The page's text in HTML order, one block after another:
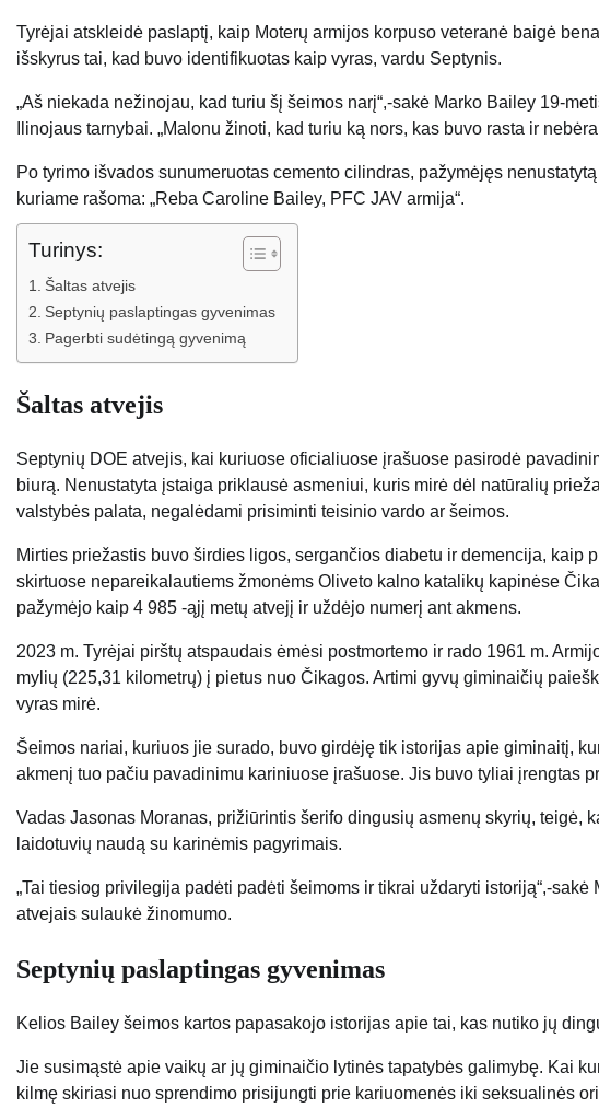
Tyrėjai atskleidė paslaptį, kaip Moterų armijos korpuso veteranė baigė
išskyrus tai, kad buvo identifikuotas kaip vyras, vardu Septynis.
„Aš niekada nežinojau, kad turiu šį šeimos narį“,-sakė Marko Bailey 19-
Ilinojaus tarnybai. „Malonu žinoti, kad turiu ką nors, kas buvo rasta ir nebėra
Po tyrimo išvados sunumeruotas cemento cilindras, pažymėjęs
kuriame rašoma: „Reba Caroline Bailey, PFC JAV armija“.
Turinys:
Šaltas atvejis
Septynių paslaptingas gyvenimas
Pagerbti sudėtingą gyvenimą
Šaltas atvejis
Septynių DOE atvejis, kai kuriuose oficialiuose įrašuose pasirodė
biurą. Nenustatyta įstaiga priklausė asmeniui, kuris mirė dėl natūralių
valstybės palata, negalėdami prisiminti teisinio vardo ar šeimos.
Mirties priežastis buvo širdies ligos, sergančios diabetu ir demencija, kaip
skirtuose nepareikalautiems žmonėms Oliveto kalno katalikų kapinėse
pažymėjo kaip 4 985 -ąjį metų atvejį ir uždėjo numerį ant akmens.
2023 m. Tyrėjai pirštų atspaudais ėmėsi postmortemo ir rado 1961 m.
mylių (225,31 kilometrų) į pietus nuo Čikagos. Artimi gyvų giminaičių
vyras mirė.
Šeimos nariai, kuriuos jie surado, buvo girdėję tik istorijas apie giminaitį,
akmenį tuo pačiu pavadinimu kariniuose įrašuose. Jis buvo tyliai įrengtas
Vadas Jasonas Moranas, prižiūrintis šerifo dingusių asmenų skyrių, teigė,
laidotuvių naudą su karinėmis pagyrimais.
„Tai tiesiog privilegija padėti padėti šeimoms ir tikrai uždaryti istoriją“,-
atvejais sulaukė žinomumo.
Septynių paslaptingas gyvenimas
Kelios Bailey šeimos kartos papasakojo istorijas apie tai, kas nutiko jų
Jie susimąstė apie vaikų ar jų giminaičio lytinės tapatybės galimybę. Kai
kilmę skiriasi nuo sprendimo prisijungti prie kariuomenės iki seksualinės